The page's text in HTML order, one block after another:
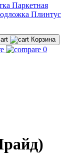
Паркетная
Плинтус
Корзина
0